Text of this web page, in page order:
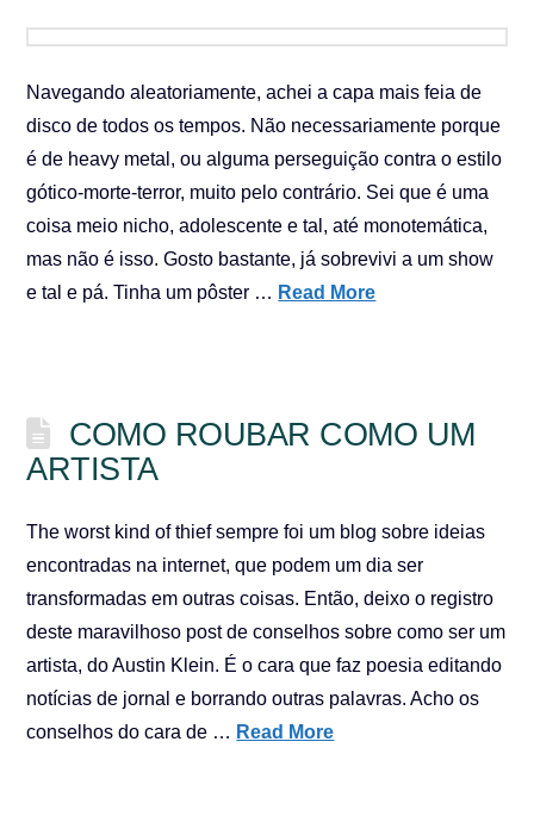
Navegando aleatoriamente, achei a capa mais feia de
disco de todos os tempos. Não necessariamente porque
é de heavy metal, ou alguma perseguição contra o estilo
gótico-morte-terror, muito pelo contrário. Sei que é uma
coisa meio nicho, adolescente e tal, até monotemática,
mas não é isso. Gosto bastante, já sobrevivi a um show
e tal e pá. Tinha um pôster … Read More
COMO ROUBAR COMO UM
ARTISTA
The worst kind of thief sempre foi um blog sobre ideias
encontradas na internet, que podem um dia ser
transformadas em outras coisas. Então, deixo o registro
deste maravilhoso post de conselhos sobre como ser um
artista, do Austin Klein. É o cara que faz poesia editando
notícias de jornal e borrando outras palavras. Acho os
conselhos do cara de … Read More